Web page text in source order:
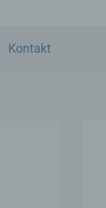
Kontakt